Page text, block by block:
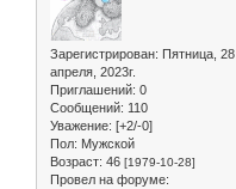
Зарегистрирован: Пятница, 28
апреля, 2023г.
Приглашений: 0
Сообщений: 110
Уважение: [+2/-0]
Пол: Мужской
Возраст: 46 [1979-10-28]
Провел на форуме: